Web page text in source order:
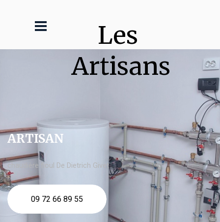
Les
Artisans
ARTISAN
chaudière fioul De Dietrich Givet
09 72 66 89 55